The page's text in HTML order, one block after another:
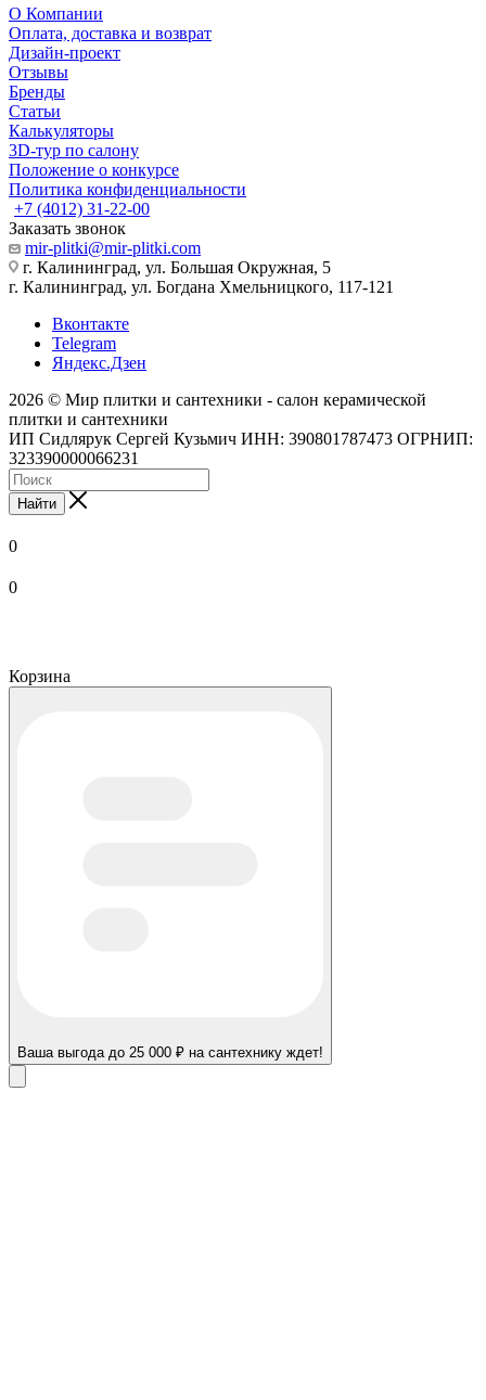
О Компании
Оплата, доставка и возврат
Дизайн-проект
Отзывы
Бренды
Статьи
Калькуляторы
3D-тур по салону
Положение о конкурсе
Политика конфиденциальности
+7 (4012) 31-22-00
Заказать звонок
mir-plitki@mir-plitki.com
г. Калининград, ул. Большая Окружная, 5
г. Калининград, ул. Богдана Хмельницкого, 117-121
Вконтакте
Telegram
Яндекс.Дзен
2026 © Мир плитки и сантехники - салон керамической
плитки и сантехники
ИП Сидлярук Сергей Кузьмич ИНН: 390801787473 ОГРНИП:
323390000066231
Найти
0
0
Корзина
Ваша выгода до 25 000 ₽ на сантехнику ждет!